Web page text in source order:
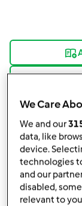
Bacalhau
We Care
We and our
data, like
device.
technologies
and our
disabled,
relevant to